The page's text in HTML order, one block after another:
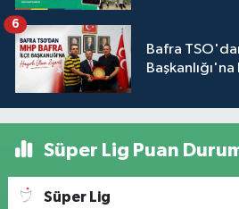
Bafra
6
Süper Lig Puan
Süper Lig